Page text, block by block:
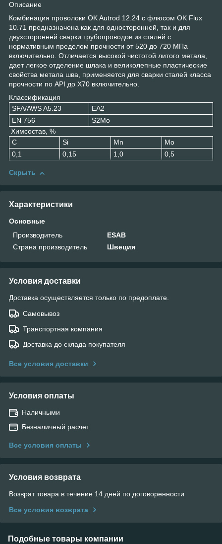
Описание
Комбинация проволоки OK Autrod 12.24 с флюсом OK Flux
10.71 предназначена как для односторонней, так и для
двухсторонней сварки трубопроводов из сталей с
нормативным пределом прочности от 520 до 720 МПа
включительно. Отличается высокой чистотой литого метала,
дает легкое отделение шлака и великолепные пластические
свойства метала шва, применяется для сварки сталей класса
прочности по API до X70 включительно.
Классификация
SFA/AWS A5.23
EA2
EN 756
S2Mo
Химсостав, %
C
Si Mn
Mo
0,1
0,15 1,0 0,5
Скрыть
Характеристики
Основные
Производитель
ESAB
Страна производитель
Швеция
Условия доставки
Доставка осуществляется только по предоплате.
Самовывоз
Транспортная компания
Доставка до склада покупателя
Все условия доставки
Условия оплаты
Наличными
Безналичный расчет
Все условия оплаты
Условия возврата
Возврат товара в течение 14 дней по договоренности
Все условия возврата
Подобные товары компании